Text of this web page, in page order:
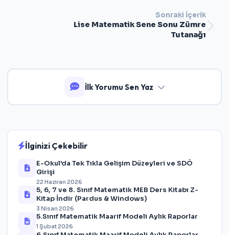
Sonraki İçerik
Lise Matematik Sene Sonu Zümre
Tutanağı
İlk Yorumu Sen Yaz
İlginizi Çekebilir
E-Okul’da Tek Tıkla Gelişim Düzeyleri ve SDÖ
Girişi
22 Haziran 2026
5, 6, 7 ve 8. Sınıf Matematik MEB Ders Kitabı Z-
Kitap İndir (Pardus & Windows)
3 Nisan 2026
5.Sınıf Matematik Maarif Modeli Aylık Raporlar
1 Şubat 2026